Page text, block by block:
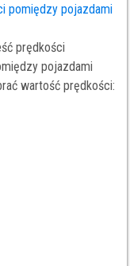
pomiędzy pojazdami
prędkości
pojazdami
wartość prędkości: